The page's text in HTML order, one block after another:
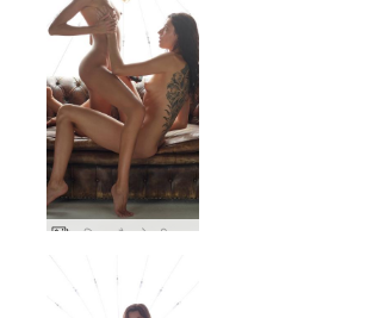
आलिया और ओक्सी कामुक कल्पना